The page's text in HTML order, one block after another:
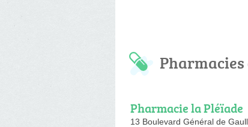
Pharmacie la Pléïade
13 Boulevard Général de